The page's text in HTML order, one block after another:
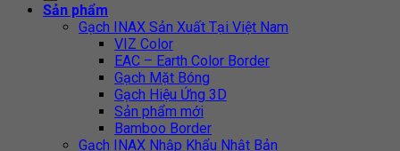
Sản phẩm
Gạch INAX Sản Xuất Tại Việt Nam
VIZ Color
EAC – Earth Color Border
Gạch Mặt Bóng
Gạch Hiệu Ứng 3D
Sản phẩm mới
Bamboo Border
Gạch INAX Nhập Khẩu Nhật Bản